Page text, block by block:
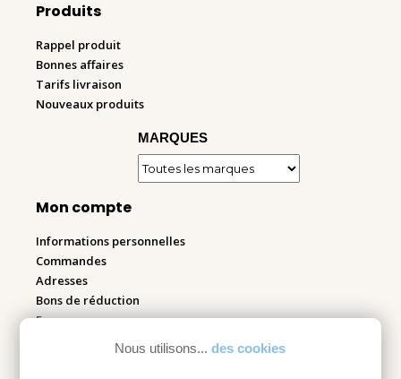
Nous utilisons... des cookies
Produits
Rappel produit
Bonnes affaires
Tarifs livraison
Nouveaux produits
MARQUES
Mon compte
Informations personnelles
Commandes
Adresses
Bons de réduction
Espace pro